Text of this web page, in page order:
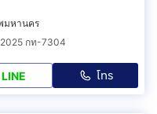
มหานคร
2025 กท-7304
LINE โทร